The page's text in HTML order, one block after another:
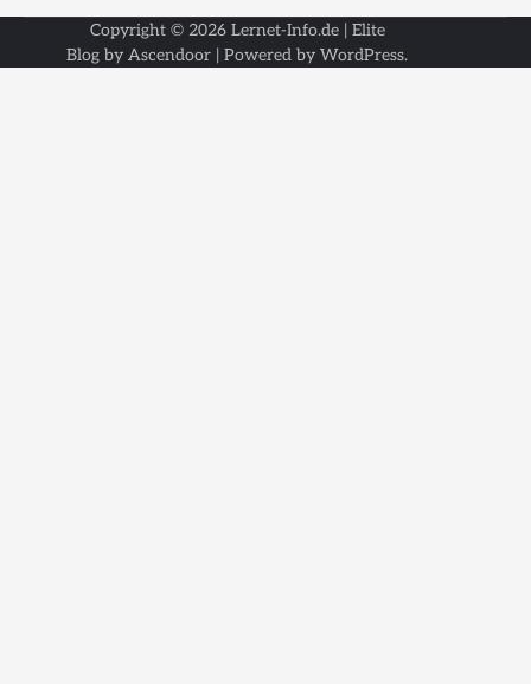
Copyright © 2026 Lernet-Info.de| Elite
Blog by Ascendoor | Powered by WordPress.